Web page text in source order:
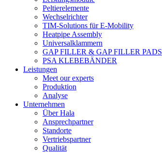
Peltierelemente
Wechselrichter
TIM-Solutions für E-Mobility
Heatpipe Assembly
Universalklammern
GAP FILLER & GAP FILLER PADS
PSA KLEBEBÄNDER
Leistungen
Meet our experts
Produktion
Analyse
Unternehmen
Über Hala
Ansprechpartner
Standorte
Vertriebspartner
Qualität